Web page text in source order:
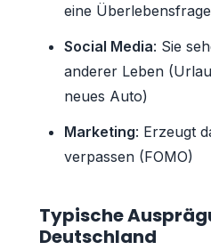
eine Überlebensfrage
Social Media: Sie
anderer Leben
neues Auto)
Marketing: Erzeugt
verpassen (FOMO)
Typische
Deutschland